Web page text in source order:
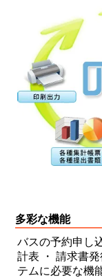
多彩な機能
バスの予約申し
計表 ・ 請求書
テムに必要な機